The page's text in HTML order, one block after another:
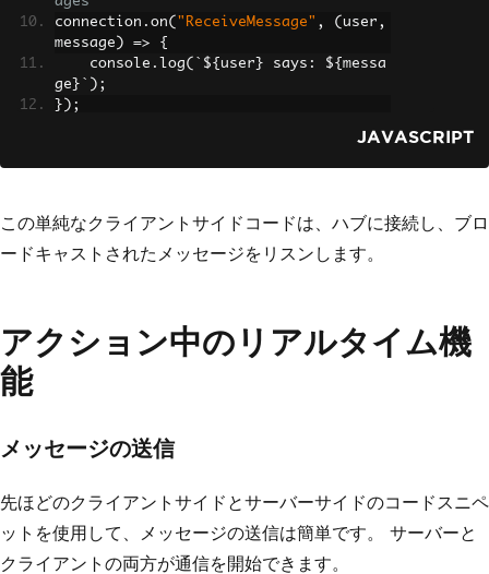
connection . on( "ReceiveMessage" , ( user ,
message ) =>
{
    console
. log(` ${ user } says : ${ messa
ge }`);
});
JAVASCRIPT
この単純なクライアントサイドコードは、ハブに接続し、ブロ
ードキャストされたメッセージをリスンします。
アクション中のリアルタイム機
能
メッセージの送信
先ほどのクライアントサイドとサーバーサイドのコードスニペ
ットを使用して、メッセージの送信は簡単です。 サーバーと
クライアントの両方が通信を開始できます。